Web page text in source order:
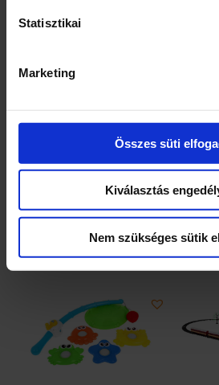
Statisztikai
Marketing
Összes süti
Kiválasztás
Nem szükséges sütik
Jelmez-többféle
Ft
Jelmez-
többféle